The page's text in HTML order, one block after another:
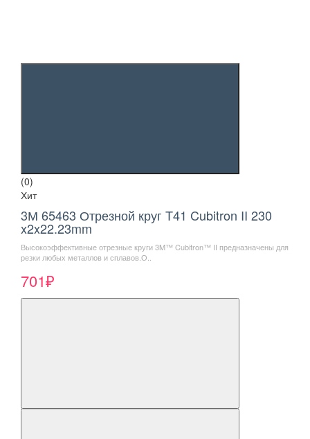
(0)
Хит
3М 65463 Отрезной круг T41 Cubitron II 230
x2x22.23mm
Высокоэффективные отрезные круги 3M™ Cubitron™ II предназначены для
резки любых металлов и сплавов.О..
701₽